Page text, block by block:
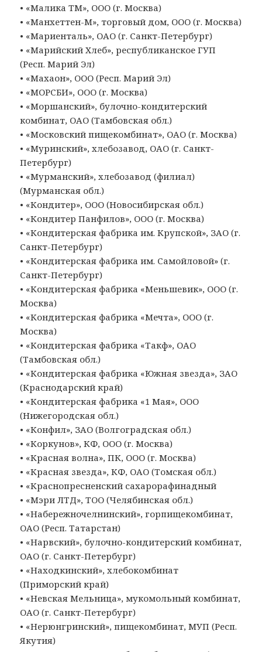
• «Малика ТМ», ООО (г. Москва)
• «Манхеттен-М», торговый дом, ООО (г. Москва)
• «Мариенталь», ОАО (г. Санкт-Петербург)
• «Марийский Хлеб», республиканское ГУП
(Респ. Марий Эл)
• «Махаон», ООО (Респ. Марий Эл)
• «МОРСБИ», ООО (г. Москва)
• «Моршанский», булочно-кондитерский
комбинат, ОАО (Тамбовская обл.)
• «Московский пищекомбинат», ОАО (г. Москва)
• «Муринский», хлебозавод, ОАО (г. Санкт-
Петербург)
• «Мурманский», хлебозавод (филиал)
(Мурманская обл.)
• «Кондитер», ООО (Новосибирская обл.)
• «Кондитер Панфилов», ООО (г. Москва)
• «Кондитерская фабрика им. Крупской», ЗАО (г.
Санкт-Петербург)
• «Кондитерская фабрика им. Самойловой» (г.
Санкт-Петербург)
• «Кондитерская фабрика «Меньшевик», ООО (г.
Москва)
• «Кондитерская фабрика «Мечта», ООО (г.
Москва)
• «Кондитерская фабрика «Такф», ОАО
(Тамбовская обл.)
• «Кондитерская фабрика «Южная звезда», ЗАО
(Краснодарский край)
• «Кондитерская фабрика «1 Мая», ООО
(Нижегородская обл.)
• «Конфил», ЗАО (Волгоградская обл.)
• «Коркунов», КФ, ООО (г. Москва)
• «Красная волна», ПК, ООО (г. Москва)
• «Красная звезда», КФ, ОАО (Томская обл.)
• «Краснопресненский сахарорафинадный
• «Мэри ЛТД», ТОО (Челябинская обл.)
• «Набережночелнинский», горпищекомбинат,
ОАО (Респ. Татарстан)
• «Нарвский», булочно-кондитерский комбинат,
ОАО (г. Санкт-Петербург)
• «Находкинский», хлебокомбинат
(Приморский край)
• «Невская Мельница», мукомольный комбинат,
ОАО (г. Санкт-Петербург)
• «Нерюнгринский», пищекомбинат, МУП (Респ.
Якутия)